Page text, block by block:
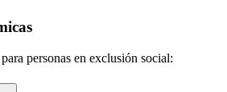
personas en exclusión social: